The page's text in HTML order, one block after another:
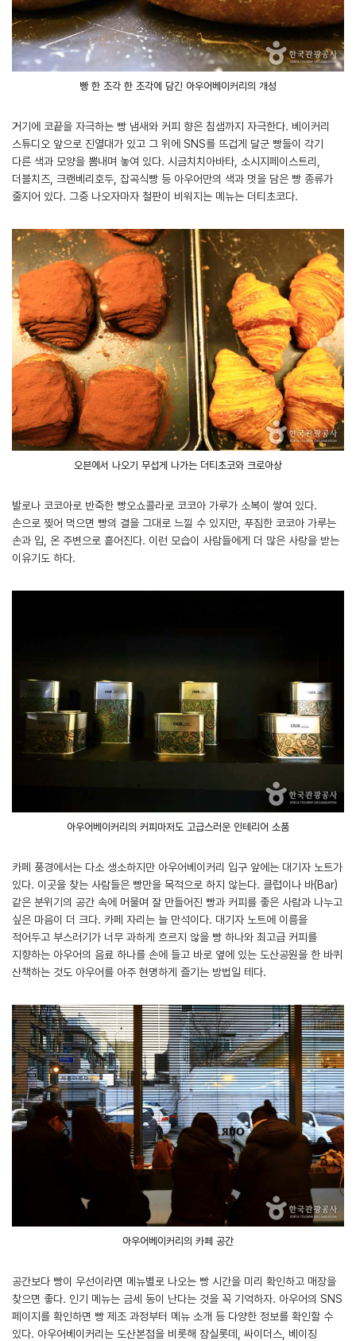
빵 한 조각 한 조각에 담긴 아우어베이커리의 개성
거기에 코끝을 자극하는 빵 냄새와 커피 향은 침샘까지 자극한다. 베이커리
스튜디오 앞으로 진열대가 있고 그 위에 SNS를 뜨겁게 달군 빵들이 각기
다른 색과 모양을 뽐내며 놓여 있다. 시금치치아바타, 소시지페이스트리,
더블치즈, 크랜베리호두, 잡곡식빵 등 아우어만의 색과 멋을 담은 빵 종류가
줄지어 있다. 그중 나오자마자 철판이 비워지는 메뉴는 더티초코다.
오븐에서 나오기 무섭게 나가는 더티초코와 크로아상
발로나 코코아로 반죽한 빵오쇼콜라로 코코아 가루가 소복이 쌓여 있다.
손으로 찢어 먹으면 빵의 결을 그대로 느낄 수 있지만, 푸짐한 코코아 가루는
손과 입, 온 주변으로 흩어진다. 이런 모습이 사람들에게 더 많은 사랑을 받는
이유기도 하다.
아우어베이커리의 커피마저도 고급스러운 인테리어 소품
카페 풍경에서는 다소 생소하지만 아우어베이커리 입구 앞에는 대기자 노트가
있다. 이곳을 찾는 사람들은 빵만을 목적으로 하지 않는다. 클럽이나 바(Bar)
같은 분위기의 공간 속에 머물며 잘 만들어진 빵과 커피를 좋은 사람과 나누고
싶은 마음이 더 크다. 카페 자리는 늘 만석이다. 대기자 노트에 이름을
적어두고 부스러기가 너무 과하게 흐르지 않을 빵 하나와 최고급 커피를
지향하는 아우어의 음료 하나를 손에 들고 바로 옆에 있는 도산공원을 한 바퀴
산책하는 것도 아우어를 아주 현명하게 즐기는 방법일 테다.
아우어베이커리의 카페 공간
공간보다 빵이 우선이라면 메뉴별로 나오는 빵 시간을 미리 확인하고 매장을
찾으면 좋다. 인기 메뉴는 금세 동이 난다는 것을 꼭 기억하자. 아우어의 SNS
페이지를 확인하면 빵 제조 과정부터 메뉴 소개 등 다양한 정보를 확인할 수
있다. 아우어베이커리는 도산본점을 비롯해 잠실롯데, 싸이더스, 베이징